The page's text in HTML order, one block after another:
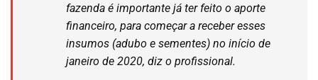
fazenda é importante já ter feito o aporte
financeiro, para começar a receber esses
insumos (adubo e sementes) no início de
janeiro de 2020, diz o profissional.